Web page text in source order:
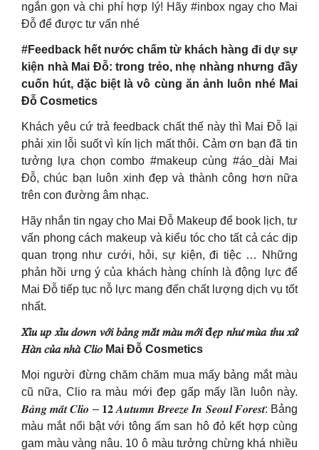
ngắn gọn và chi phí hợp lý! Hãy #inbox ngay cho Mai
Đỗ để được tư vấn nhé
#Feedback hết nước chấm từ khách hàng đi dự sự
kiện nhà Mai Đỗ: trong trẻo, nhẹ nhàng nhưng đầy
cuốn hút, đặc biệt là vô cùng ăn ảnh luôn nhé Mai
Đỗ Cosmetics
Khách yêu cứ trả feedback chất thế này thì Mai Đỗ lại
phải xin lỗi suốt vì kín lịch mất thôi. Cảm ơn bạn đã tin
tưởng lựa chọn combo #makeup cùng #áo_dài Mai
Đỗ, chúc bạn luôn xinh đẹp và thành công hơn nữa
trên con đường âm nhạc.
Hãy nhắn tin ngay cho Mai Đỗ Makeup để book lịch, tư
vấn phong cách makeup và kiểu tóc cho tất cả các dịp
quan trọng như cưới, hỏi, sự kiện, đi tiệc … Những
phản hồi ưng ý của khách hàng chính là động lực để
Mai Đỗ tiếp tục nỗ lực mang đến chất lượng dịch vụ tốt
nhất.
𝑋𝑖̉𝑢 𝑢𝑝 𝑥𝑖̉𝑢 𝑑𝑜𝑤𝑛 𝑣𝑜̛́𝑖 𝑏𝑎̉𝑛𝑔 𝑚𝑎̆́𝑡 𝑚𝑎̀𝑢 𝑚𝑜̛́𝑖 đ𝑒̣𝑝 𝑛ℎ𝑢̛ 𝑚𝑢̀𝑎 𝑡ℎ𝑢 𝑥𝑢̛́
𝐻𝑎̀𝑛 𝑐𝑢̉𝑎 𝑛ℎ𝑎̀ 𝐶𝑙𝑖𝑜 Mai Đỗ Cosmetics
Mọi người đừng chăm chăm mua mấy bảng mắt màu
cũ nữa, Clio ra màu mới đẹp gấp mấy lần luôn này.
𝑩𝒂̉𝒏𝒈 𝒎𝒂̆́𝒕 𝑪𝒍𝒊𝒐 – 𝟏𝟐 𝑨𝒖𝒕𝒖𝒎𝒏 𝑩𝒓𝒆𝒆𝒛𝒆 𝑰𝒏 𝑺𝒆𝒐𝒖𝒍 𝑭𝒐𝒓𝒆𝒔𝒕: Bảng
màu mắt nổi bật với tông ấm san hô đỏ kết hợp cùng
gam màu vàng nâu. 10 ô màu tưởng chừng khá nhiều